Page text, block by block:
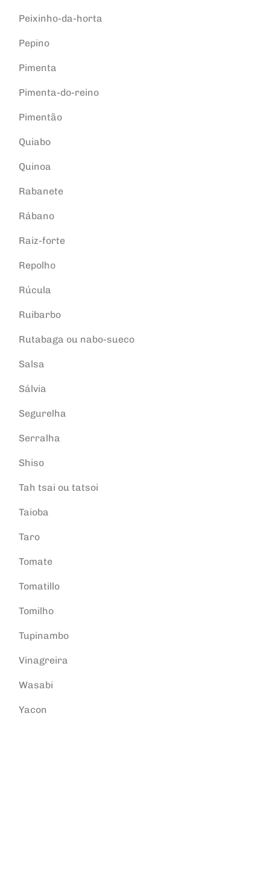
Peixinho-da-horta
Pepino
Pimenta
Pimenta-do-reino
Pimentão
Quiabo
Quinoa
Rabanete
Rábano
Raiz-forte
Repolho
Rúcula
Ruibarbo
Rutabaga ou nabo-sueco
Salsa
Sálvia
Segurelha
Serralha
Shiso
Tah tsai ou tatsoi
Taioba
Taro
Tomate
Tomatillo
Tomilho
Tupinambo
Vinagreira
Wasabi
Yacon